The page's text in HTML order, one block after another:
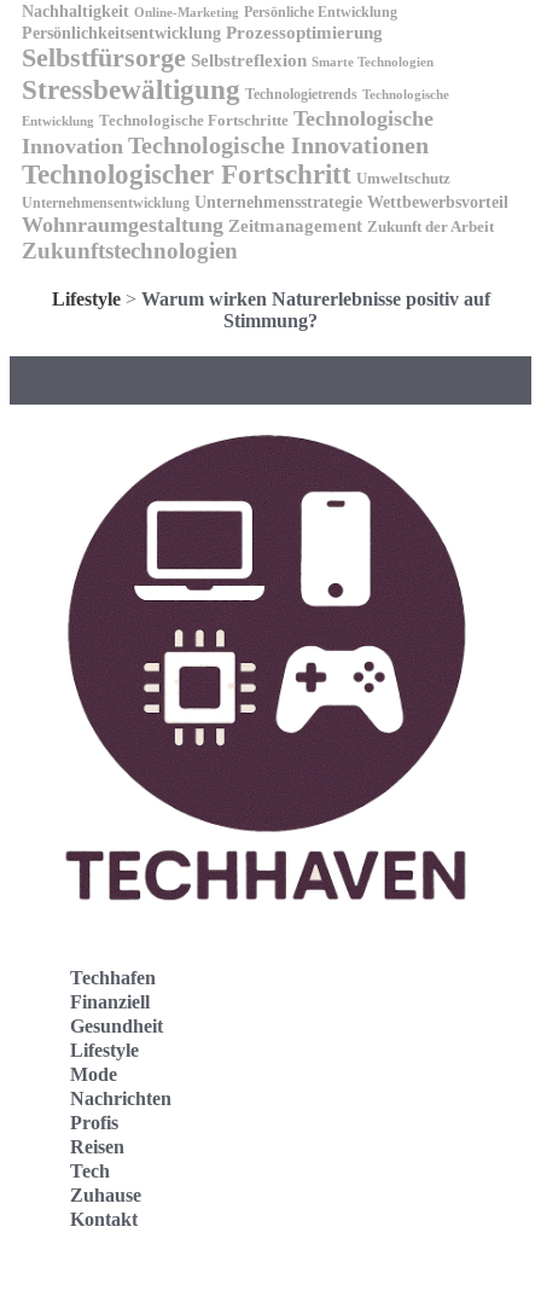
Nachhaltigkeit Online-Marketing Persönliche Entwicklung
Persönlichkeitsentwicklung Prozessoptimierung
Selbstfürsorge Selbstreflexion Smarte Technologien
Stressbewältigung Technologietrends Technologische
Entwicklung Technologische Fortschritte Technologische
Innovation Technologische Innovationen
Technologischer Fortschritt Umweltschutz
Unternehmensentwicklung Unternehmensstrategie Wettbewerbsvorteil
Wohnraumgestaltung Zeitmanagement Zukunft der Arbeit
Zukunftstechnologien
Lifestyle> Warum wirken Naturerlebnisse positiv auf
Stimmung?
Techhafen
Finanziell
Gesundheit
Lifestyle
Mode
Nachrichten
Profis
Reisen
Tech
Zuhause
Kontakt